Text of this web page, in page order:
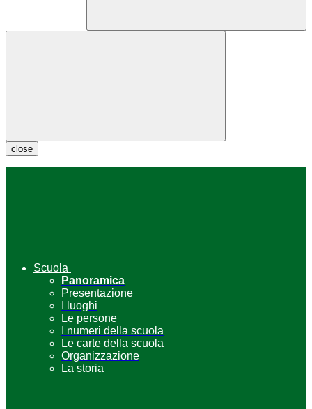
close
Scuola
Panoramica
Presentazione
I luoghi
Le persone
I numeri della scuola
Le carte della scuola
Organizzazione
La storia